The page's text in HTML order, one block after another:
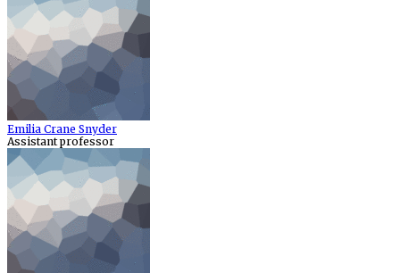
Emilia Crane Snyder
Assistant professor